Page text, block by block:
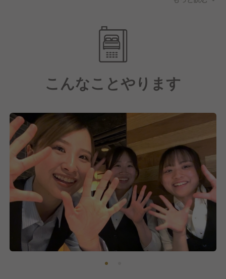
の考えで、各種制度を充実させています。
基本業務からマネジメント業務に至るまで、個人のス
キルや経験値などを踏まえ、
最適なフローでそれぞれの成長をサポートしていま
充実した研修プログラムを用意し、技術のレクチャー
を通じ、最短距離で“一生モノの店舗運営スキル”を習
現場勤務だけでなく、数字管理などにおいてもしっか
りとお教えいたしますので、
店長や料理長など、マネジメント職へのキャリアアッ
プも応援しています。
こんなことやります